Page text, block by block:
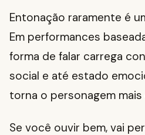
Entonação raramente é
Em performances
forma de falar carrega
social e até estado
torna o personagem
Se você ouvir bem, vai